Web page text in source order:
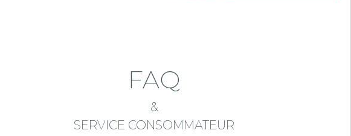
FAQ
&
SERVICE CONSOMMATEUR